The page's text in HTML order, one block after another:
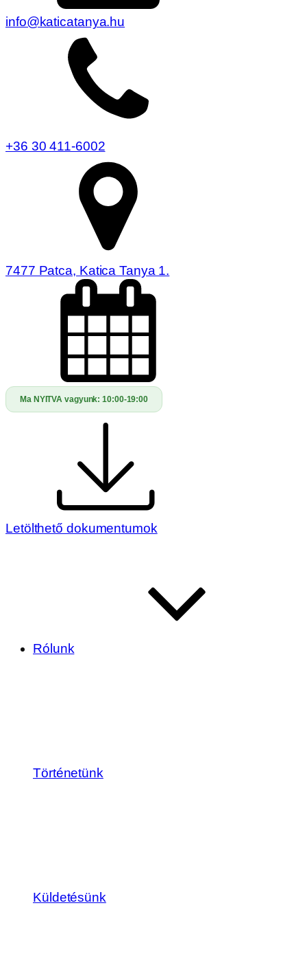
info@katicatanya.hu
+36 30 411-6002
7477 Patca, Katica Tanya 1.
Ma NYITVA vagyunk:10:00-19:00
Letölthető dokumentumok
Rólunk
Történetünk
Küldetésünk